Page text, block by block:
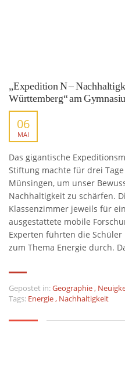
„Expedition N –
Württemberg“ am
06
MAI
Das gigantische
Stiftung machte für drei
Münsingen, um unser
Nachhaltigkeit zu schärfen.
Klassenzimmer jeweils für
ausgestattete mobile
Experten führten die
zum Thema Energie durch.
Gepostet in:Geographie,
Tags: Energie, Nachhaltigkeit